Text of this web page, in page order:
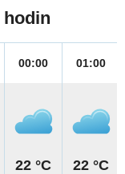
hodin
00:00
22 °C
01:00
22 °C